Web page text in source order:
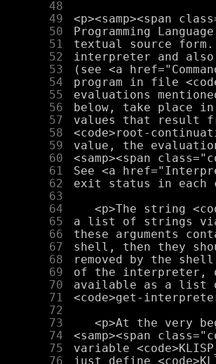
     48
     49
     50
     51
     52
     53
     54
     55
     56
     57
     58
     59
     60
     61
     62
     63
     64
     65
     66
     67
     68
     69
     70
     71
     72
     73
     74
     75
     76